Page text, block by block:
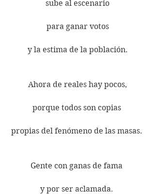
sube al escenario
para ganar votos
y la estima de la población.
Ahora de reales hay pocos,
porque todos son copias
propias del fenómeno de las masas.
Gente con ganas de fama
y por ser aclamada.